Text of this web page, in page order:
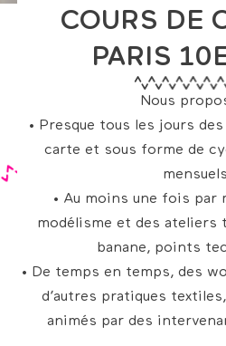
COURS DE
PARIS
Nous
• Presque tous les jours
carte et sous forme de
• Au moins une fois par
modélisme et des ateliers
banane, points
• De temps en temps, des
d’autres pratiques
animés par des